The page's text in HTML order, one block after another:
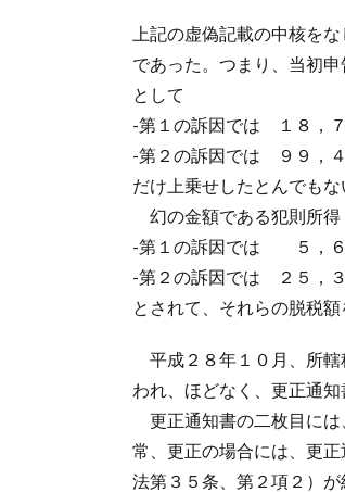
上記の虚偽記載の中核を
であった。つまり、当初
として
-第１の訴因では １８，７
-第２の訴因では ９９，
だけ上乗せしたとんでもな
幻の金額である犯則所得
-第１の訴因では ５，６
-第２の訴因では ２５，
とされて、それらの脱税
平成２８年１０月、所轄
われ、ほどなく、更正通知
更正通知書の二枚目には
常、更正の場合には、更
法第３５条、第２項２）